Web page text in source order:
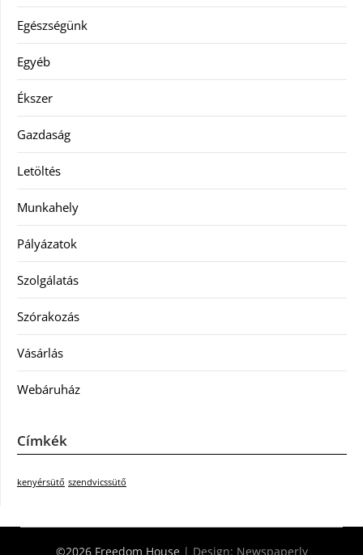
Egészségünk
Egyéb
Ékszer
Gazdaság
Letöltés
Munkahely
Pályázatok
Szolgálatás
Szórakozás
Vásárlás
Webáruház
Címkék
kenyérsütő szendvicssütő
©2026 Freedom House | Design: Newspaperly